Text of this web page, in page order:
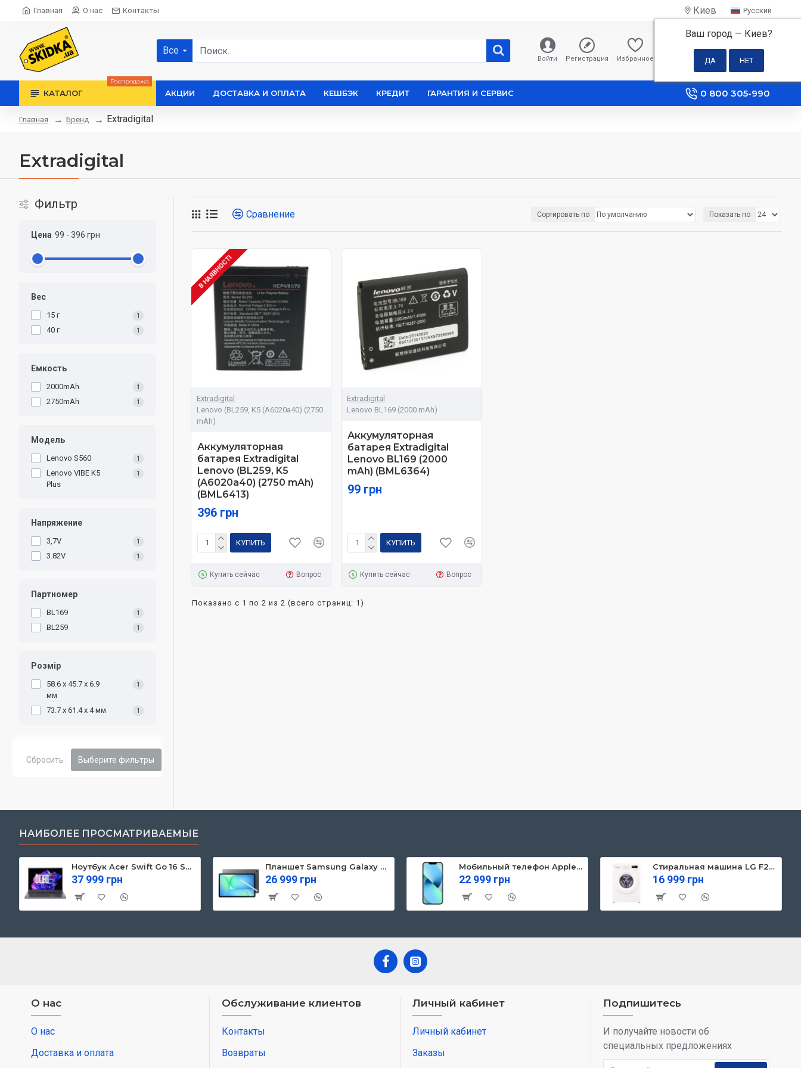
Главная О нас Контакты Киев
Ваш город — Киев?
Русский
Все
Войти Регистрация Избранное
0 грн
КАТАЛОГ
Распродажа
АКЦИИ ДОСТАВКА И ОПЛАТА КЕШБЭК КРЕДИТ ГАРАНТИЯ И СЕРВИС 0 800 305-990
Главная Бренд Extradigital
Extradigital
Фильтр
99 - 396 грн
Цена
Вес
15 г 1
40 г 1
Емкость
2000mAh 1
2750mAh 1
Модель
Lenovo S560 1
Lenovo VIBE K5
Plus
1
Напряжение
3,7V 1
3.82V 1
Партномер
BL169 1
BL259 1
Розмір
58.6 x 45.7 x 6.9
мм
1
73.7 х 61.4 х 4 мм 1
Сбросить Выберите фильтры
Сравнение Сортировать по Показать по
В НАЯВНОСТІ
Extradigital
Lenovo (BL259, K5 (A6020a40) (2750
mAh)
Аккумуляторная
батарея Extradigital
Lenovo (BL259, K5
(A6020a40) (2750 mAh)
(BML6413)
396 грн
КУПИТЬ
Купить сейчас Вопрос
Extradigital
Lenovo BL169 (2000 mAh)
Аккумуляторная
батарея Extradigital
Lenovo BL169 (2000
mAh) (BML6364)
99 грн
КУПИТЬ
Купить сейчас Вопрос
Показано с 1 по 2 из 2 (всего страниц: 1)
НАИБОЛЕЕ ПРОСМАТРИВАЕМЫЕ
Ноутбук Acer Swift Go 16 SFG16-71 (NX.KVZEU.003)
37 999 грн
Планшет Samsung Galaxy Tab S10 FE 5G 8/128GB Gray (SM-X526BZAREUC)
26 999 грн
Мобильный телефон Apple iPhone 13 128GB Starlight (MLPG3)
22 999 грн
Стиральная машина LG F2Y1NS3W
16 999 грн
О нас
О нас
Доставка и оплата
Обслуживание клиентов
Контакты
Возвраты
Личный кабинет
Личный кабинет
Заказы
Подпишитесь
И получайте новости об
специальных предложениях